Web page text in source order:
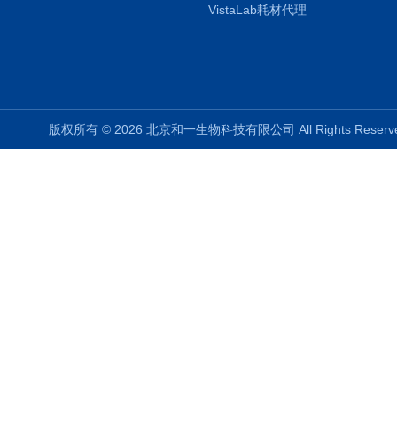
VistaLab耗材代理
版权所有 © 2026 北京和一生物科技有限公司 All Rights